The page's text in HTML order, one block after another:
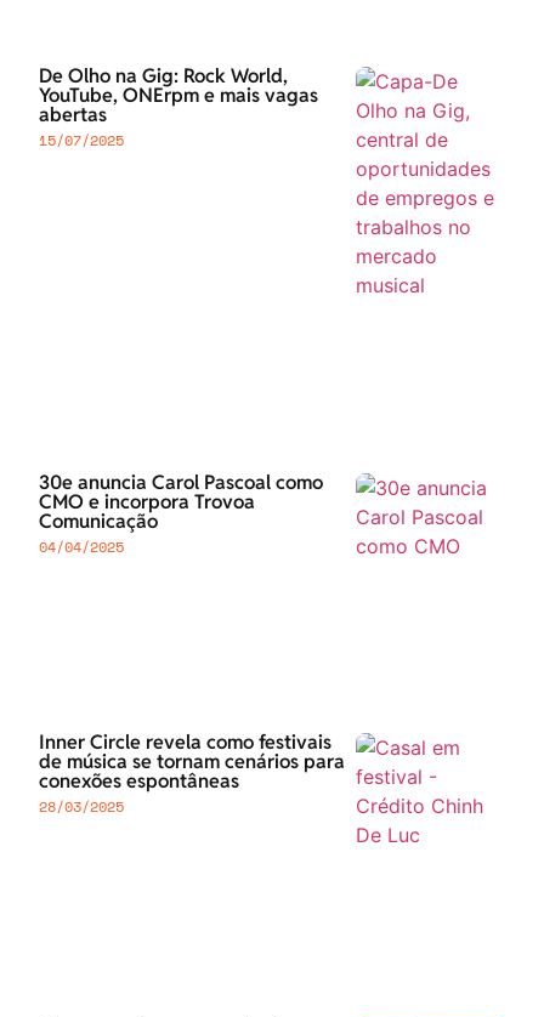
De Olho na Gig: Rock World,
YouTube, ONErpm e mais vagas
abertas
15/07/2025
30e anuncia Carol Pascoal como
CMO e incorpora Trovoa
Comunicação
04/04/2025
Inner Circle revela como festivais
de música se tornam cenários para
conexões espontâneas
28/03/2025